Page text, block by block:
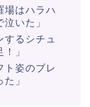
場はハラハ
いた」
するシチュ
」
ト姿のブレ
」